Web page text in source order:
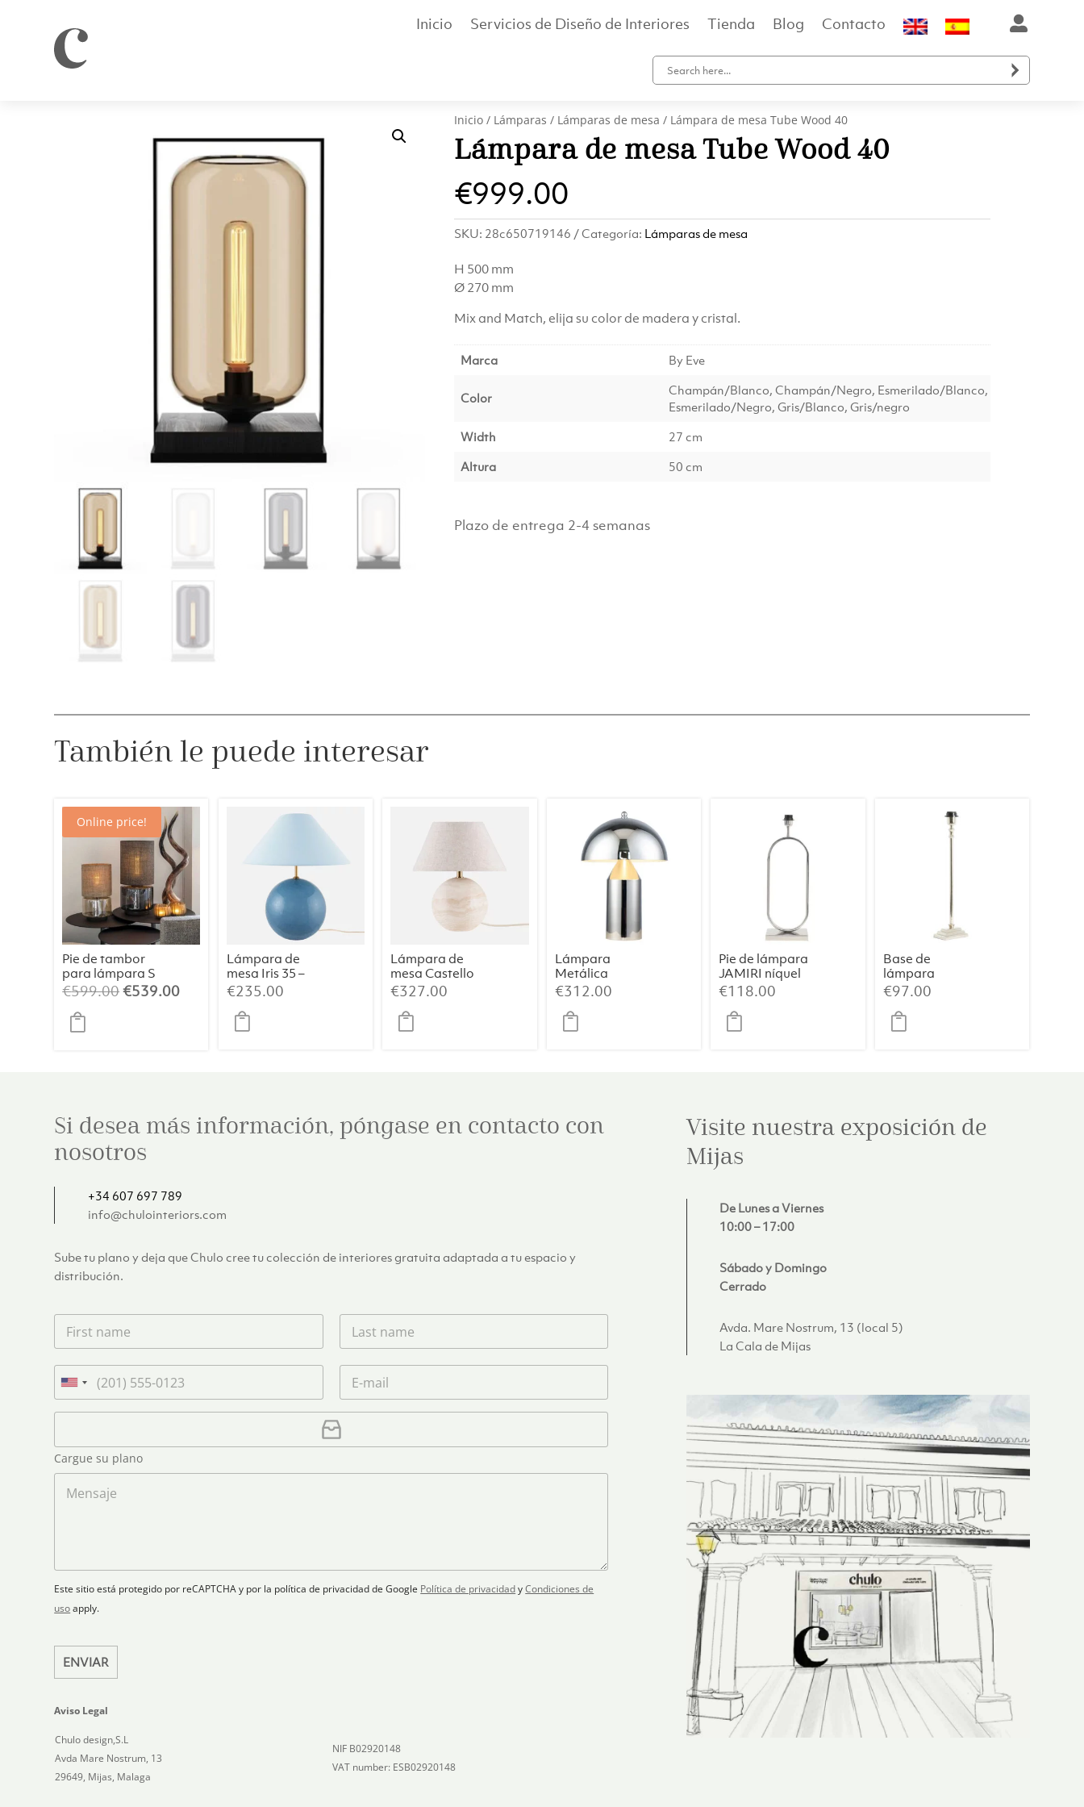

Inicio Servicios de Diseño de Interiores Tienda Blog Contacto
Inicio / Lámparas / Lámparas de mesa / Lámpara de mesa Tube Wood 40
Lámpara de mesa Tube Wood 40
€999.00
SKU: 28c650719146 Categoría: Lámparas de mesa
H 500 mm
Ø 270 mm
Mix and Match, elija su color de madera y cristal.
Marca By Eve
Color
Champán/Blanco, Champán/Negro, Esmerilado/Blanco,
Esmerilado/Negro, Gris/Blanco, Gris/negro
Width
27 cm
Altura
50 cm
Plazo de entrega 2-4 semanas
También le puede interesar
Online price!
Pie de tambor
para lámpara S
Champán/Beig
e/064
€599.00El
€539.00El
Lámpara de
mesa Iris 35 –
Azul paloma
€235.00
Lámpara de
mesa Castello
24 – Travertino
€327.00
Lámpara
Metálica
Cromada –
38×50 cm
€312.00
Pie de lámpara
JAMIRI níquel
€118.00
Base de
lámpara
12×7,5×45 cm
KOTA níquel
€97.00
Si desea más información, póngase en contacto con
nosotros
+34 607 697 789
info@chulointeriors.com
Sube tu plano y deja que Chulo cree tu colección de interiores gratuita adaptada a tu espacio y
distribución.
F
r
s
n
a
e
*
L
s
t
a
m
e
*
T
l
é
o
n
o
U
t
e
S
e
s
+
C
r
r
e
o
l
n
i
C
r
g
a
o
Cargue su plano
M
e
Este sitio está protegido por reCAPTCHA y por la política de privacidad de Google Política de privacidad yCondiciones de
uso apply.
ENVIAR
Aviso Legal
Chulo design,S.L
Avda Mare Nostrum, 13
29649, Mijas, Malaga
NIF B02920148
VAT number: ESB02920148
Visite nuestra exposición de
Mijas
De Lunes a Viernes
10:00 – 17:00
Sábado y Domingo
Cerrado
Avda. Mare Nostrum, 13 (local 5)
La Cala de Mijas